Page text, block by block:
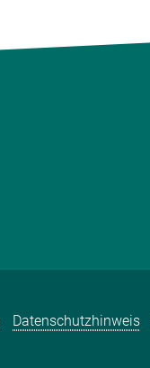
Datenschutzhinweis